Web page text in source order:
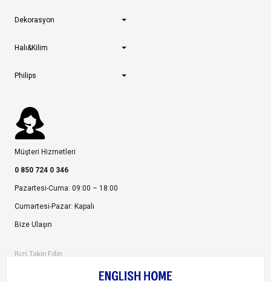
Dekorasyon
Halı&Kilim
Philips
Müşteri Hizmetleri
0 850 724 0 346
Pazartesi-Cuma: 09:00 – 18:00
Cumartesi-Pazar: Kapalı
Bize Ulaşın
Bizi Takip Edin